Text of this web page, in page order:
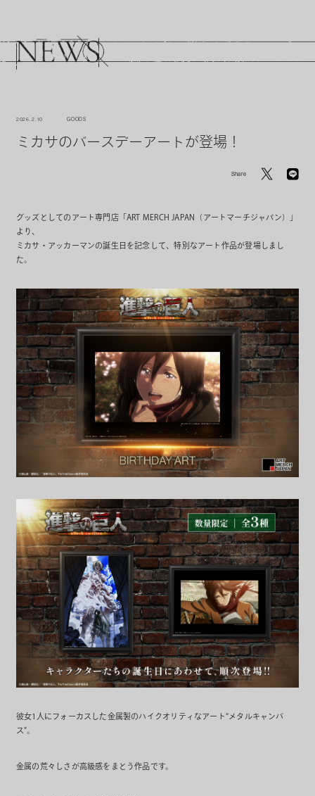
2026. 2. 10 GOODS
ミカサのバースデーアートが登場！
Share
グッズとしてのアート専門店「ART MERCH JAPAN（アートマーチジャパン）」
より、
ミカサ・アッカーマンの誕生日を記念して、特別なアート作品が登場しまし
た。
彼女1人にフォーカスした金属製のハイクオリティなアート“メタルキャンバ
ス”。
金属の荒々しさが高級感をまとう作品です。